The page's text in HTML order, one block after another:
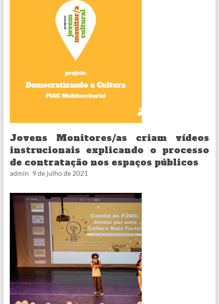
Jovens Monitores/as criam vídeos
instrucionais explicando o processo
de contratação nos espaços públicos
admin 9 de julho de 2021